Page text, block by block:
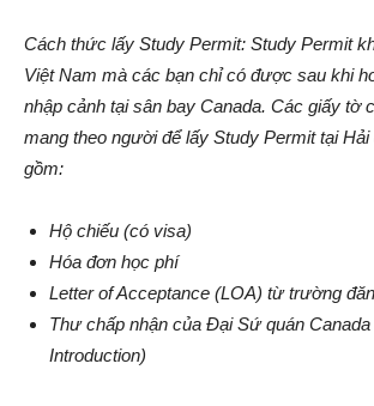
Cách thức lấy Study Permit: Study Permit
Việt Nam mà các bạn chỉ có được sau khi
nhập cảnh tại sân bay Canada. Các giấy tờ
mang theo người để lấy Study Permit tại Hải
gồm:
Hộ chiếu (có visa)
Hóa đơn học phí
Letter of Acceptance (LOA) từ trường
Thư chấp nhận của Đại Sứ quán Canada
Introduction)